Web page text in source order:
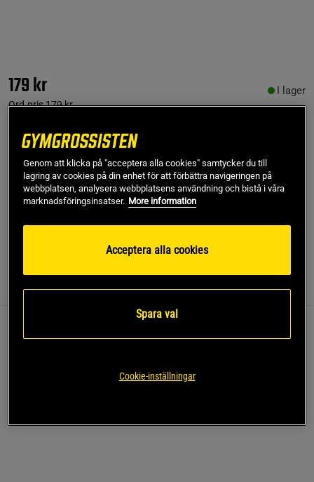
179 kr
Ord.pris179 kr
I lager
Fri frakt över 499 kr Fri retur 14 dagars ångerrätt
SKU #A4621| EAN7350026470466
Recensioner Näring & Ingredienser
Recensioner (0) Frågor och svar (0)
Genom att klicka på "acceptera alla cookies" samtycker du till
lagring av cookies på din enhet för att förbättra navigeringen på
webbplatsen, analysera webbplatsens användning och bistå i våra
marknadsföringsinsatser. More information
Acceptera alla cookies
Spara val
Cookie-inställningar